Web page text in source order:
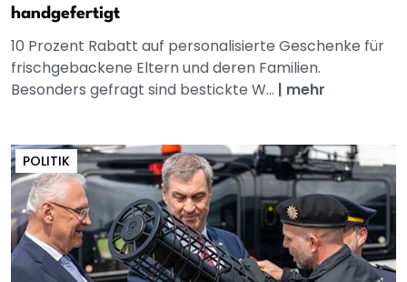
handgefertigt
10 Prozent Rabatt auf personalisierte Geschenke für
frischgebackene Eltern und deren Familien.
Besonders gefragt sind bestickte W... | mehr
POLITIK